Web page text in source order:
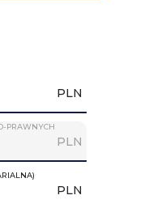
PLN
PRAWNYCH
PLN
PLN